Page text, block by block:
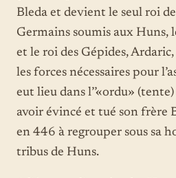
Bleda et devient le seul roi
Germains soumis aux Huns,
et le roi des Gépides,
les forces nécessaires pour
eut lieu dans l’’«ordu»
avoir évincé et tué son frère
en 446 à regrouper sous sa
tribus de Huns.